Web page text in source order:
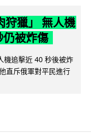
狩獵」 無人機
被炸傷
機追擊近 40 秒後被炸
直斥俄軍對平民進行